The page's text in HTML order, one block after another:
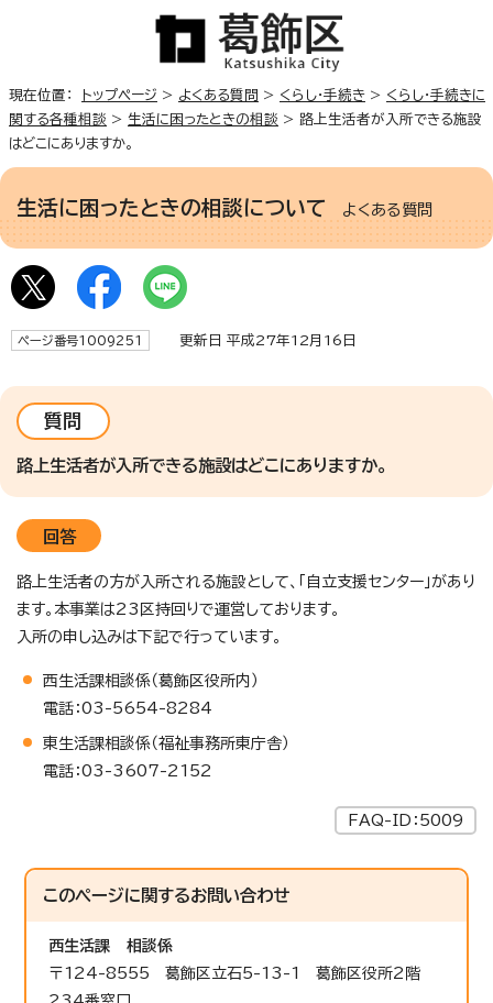
現在位置： トップページ > よくある質問 > くらし・手続き > くらし・手続きに
関する各種相談 > 生活に困ったときの相談 > 路上生活者が入所できる施設
はどこにありますか。
生活に困ったときの相談について よくある質問
ページ番号1009251 更新日 平成27年12月16日
質問
路上生活者が入所できる施設はどこにありますか。
回答
路上生活者の方が入所される施設として、「自立支援センター」があり
ます。本事業は23区持回りで運営しております。
入所の申し込みは下記で行っています。
西生活課相談係（葛飾区役所内）
電話：03-5654-8284
東生活課相談係（福祉事務所東庁舎）
電話：03-3607-2152
FAQ-ID：5009
このページに関するお問い合わせ
西生活課
相談係
〒124-8555 葛飾区立石5-13-1 葛飾区役所2階